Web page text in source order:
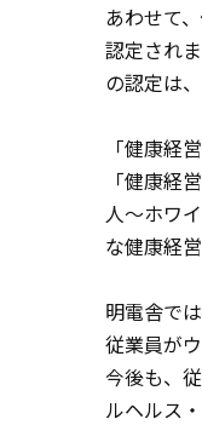
あわせて
認定され
の認定は
「健康経
「健康経
人～ホワ
な健康経
明電舎で
従業員が
今後も、
ルヘルス